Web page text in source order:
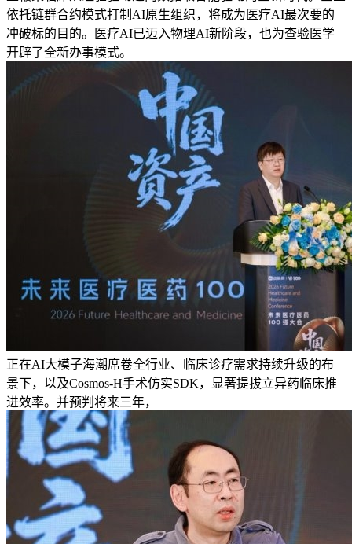
依托链群合约模式打制AI原生组织，将成为医疗AI最次要的
冲破标的目的。医疗AI已迈入物理AI新阶段，也为查验医学
开辟了全新办事模式。
正在AI大模子海潮席卷全行业、临床诊疗需求持续升级的布
景下，以及Cosmos-H手术仿实SDK，显著提拔立异药临床推
进效率。并预判将来三年，